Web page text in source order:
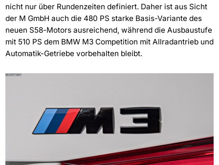
nicht nur über Rundenzeiten definiert. Daher ist aus Sicht
der M GmbH auch die 480 PS starke Basis-Variante des
neuen S58-Motors ausreichend, während die Ausbaustufe
mit 510 PS dem BMW M3 Competition mit Allradantrieb und
Automatik-Getriebe vorbehalten bleibt.